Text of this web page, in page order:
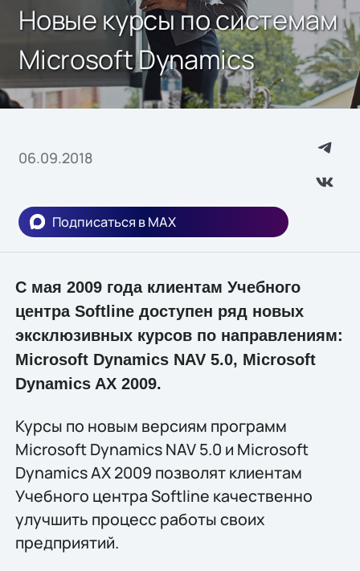
Новые курсы по системам
Microsoft Dynamics
06.09.2018
Подписаться в MAX
С мая 2009 года клиентам Учебного
центра Softline доступен ряд новых
эксклюзивных курсов по направлениям:
Microsoft Dynamics NAV 5.0, Microsoft
Dynamics AX 2009.
Курсы по новым версиям программ
Microsoft Dynamics NAV 5.0 и Microsoft
Dynamics AX 2009 позволят клиентам
Учебного центра Softline качественно
улучшить процесс работы своих
предприятий.